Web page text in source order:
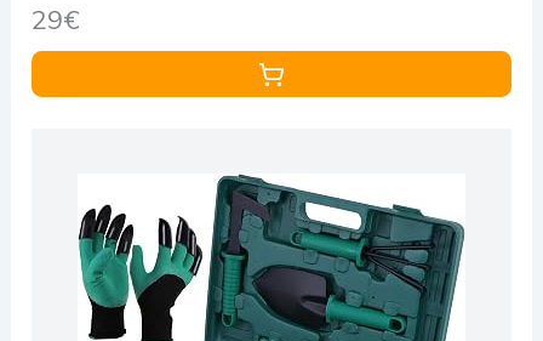
Inoxydable avec Sac de Rangement Robuste,
Poignée Ergonomique
29€